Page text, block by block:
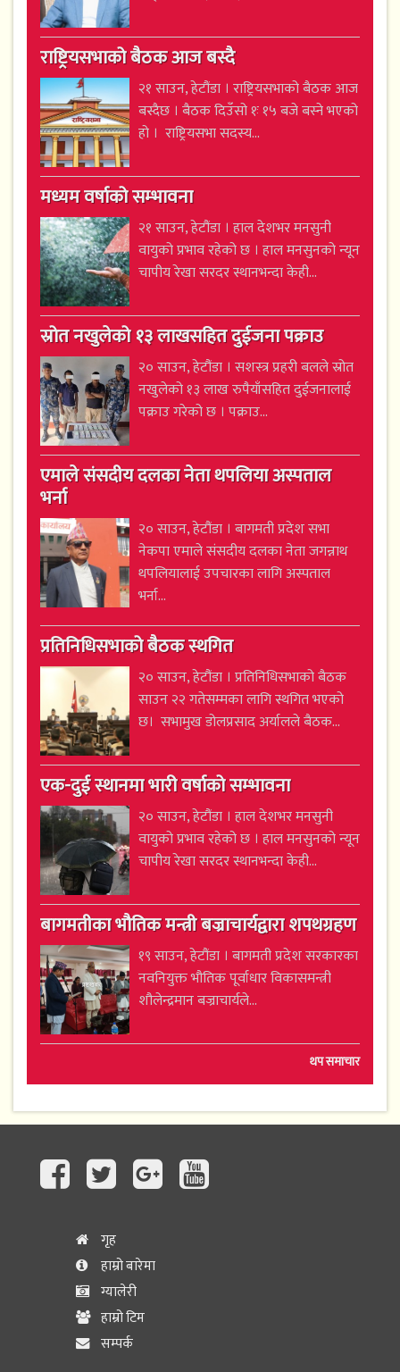
राष्ट्रियसभाको बैठक आज बस्दै
२१ साउन, हेटौंडा । राष्ट्रियसभाको बैठक आज
बस्दैछ । बैठक दिउँसो १ः १५ बजे बस्ने भएको
हो । राष्ट्रियसभा सदस्य...
मध्यम वर्षाको सम्भावना
२१ साउन, हेटौंडा । हाल देशभर मनसुनी
वायुको प्रभाव रहेको छ । हाल मनसुनको न्यून
चापीय रेखा सरदर स्थानभन्दा केही...
स्रोत नखुलेको १३ लाखसहित दुईजना पक्राउ
२० साउन, हेटौंडा । सशस्त्र प्रहरी बलले स्रोत
नखुलेको १३ लाख रुपैयाँसहित दुईजनालाई
पक्राउ गरेको छ । पक्राउ...
एमाले संसदीय दलका नेता थपलिया अस्पताल
भर्ना
२० साउन, हेटौंडा । बागमती प्रदेश सभा
नेकपा एमाले संसदीय दलका नेता जगन्नाथ
थपलियालाई उपचारका लागि अस्पताल
भर्ना...
प्रतिनिधिसभाको बैठक स्थगित
२० साउन, हेटौंडा । प्रतिनिधिसभाको बैठक
साउन २२ गतेसम्मका लागि स्थगित भएको
छ। सभामुख डोलप्रसाद अर्यालले बैठक...
एक-दुई स्थानमा भारी वर्षाको सम्भावना
२० साउन, हेटौंडा । हाल देशभर मनसुनी
वायुको प्रभाव रहेको छ । हाल मनसुनको न्यून
चापीय रेखा सरदर स्थानभन्दा केही...
बागमतीका भौतिक मन्त्री बज्राचार्यद्वारा शपथग्रहण
१९ साउन, हेटौंडा । बागमती प्रदेश सरकारका
नवनियुक्त भौतिक पूर्वाधार विकासमन्त्री
शौलेन्द्रमान बज्राचार्यले...
थप समाचार
गृह
हाम्रो बारेमा
ग्यालेरी
हाम्रो टिम
सम्पर्क